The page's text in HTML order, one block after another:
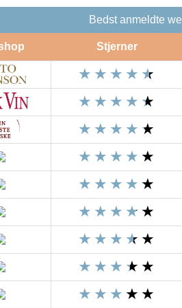
Bedst anmeldte
Stjerner